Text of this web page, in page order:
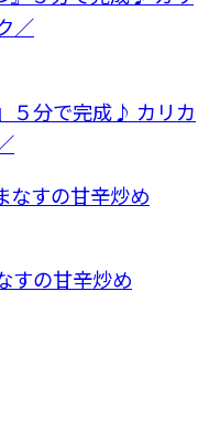
５分で完成♪ カリカ
すの甘辛炒め